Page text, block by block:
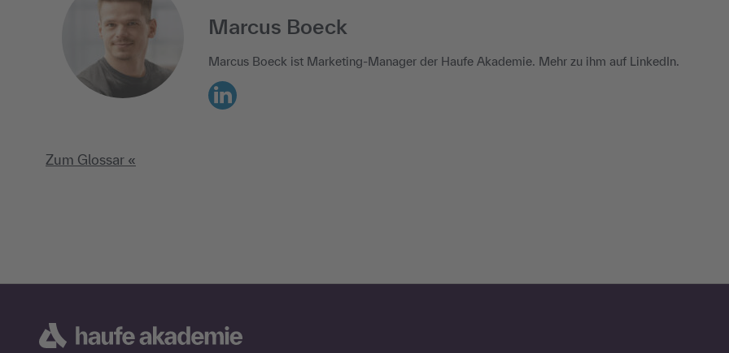
Marcus Boeck
Marcus Boeck ist Marketing-Manager der Haufe Akademie. Mehr zu ihm auf LinkedIn.
LinkedIn
Zum Glossar «